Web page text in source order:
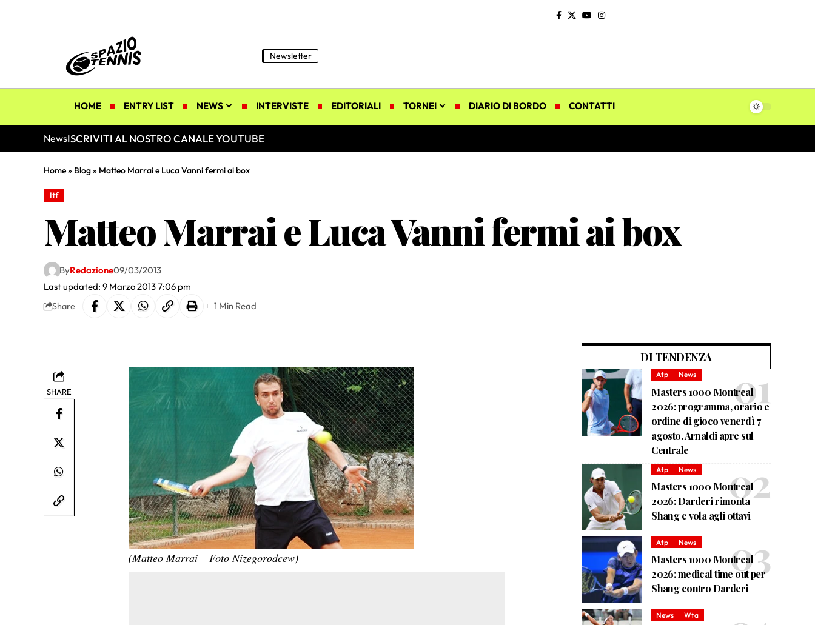
Newsletter
HOME ENTRY LIST NEWS INTERVISTE EDITORIALI TORNEI DIARIO DI BORDO CONTATTI
NewsISCRIVITI AL NOSTRO CANALE YOUTUBE
Home» Blog» Matteo Marrai e Luca Vanni fermi ai box
Itf
Matteo Marrai e Luca Vanni fermi ai box
Last updated: 9 Marzo 2013 7:06 pm
ByRedazione09/03/2013
Share 1 Min Read
SHARE
(Matteo Marrai – Foto Nizegorodcew)
DI TENDENZA
Atp News
Masters 1000 Montreal
2026: programma, orario e
ordine di gioco venerdì 7
agosto. Arnaldi apre sul
Centrale
Atp News
Masters 1000 Montreal
2026: Darderi rimonta
Shang e vola agli ottavi
Atp News
Masters 1000 Montreal
2026: medical time out per
Shang contro Darderi
News Wta